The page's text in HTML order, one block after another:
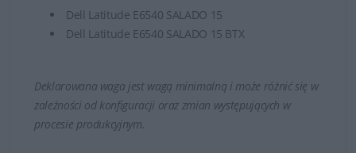
Dell Latitude E6540 SALADO 15
Dell Latitude E6540 SALADO 15 BTX
Deklarowana waga jest wagą minimalną i może różnić się w
zależności od konfiguracji oraz zmian występujących w
procesie produkcyjnym.